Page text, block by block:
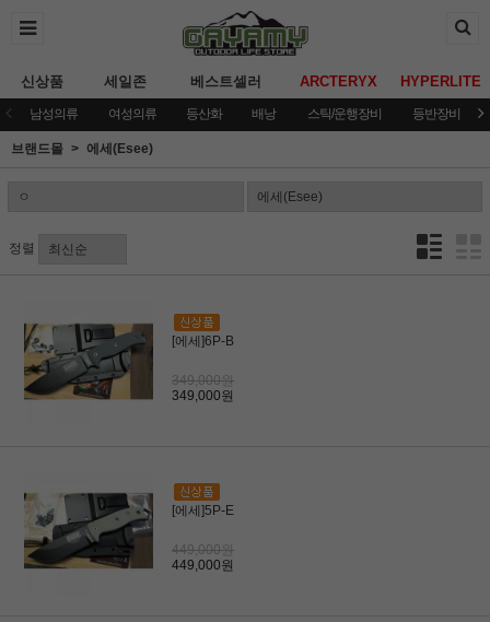
신상품 세일존 베스트셀러 ARCTERYX HYPERLITE
남성의류 여성의류 등산화 배낭 스틱/운행장비 등반장비
브랜드몰 에세(Esee)
정렬
[에세]6P-B
349,000원
349,000원
[에세]5P-E
449,000원
449,000원